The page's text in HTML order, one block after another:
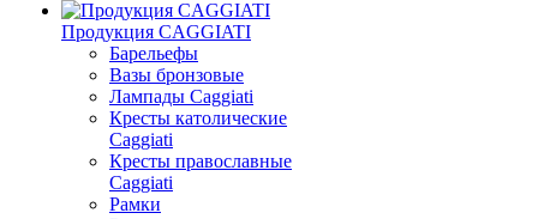
Продукция CAGGIATI
Барельефы
Вазы бронзовые
Лампады Caggiati
Кресты католические
Caggiati
Кресты православные
Caggiati
Рамки